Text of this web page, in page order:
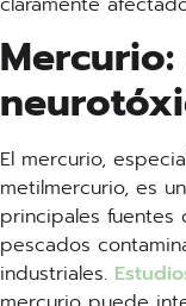
El mercurio,
metilmercurio, es
principales
pescados
industriales.